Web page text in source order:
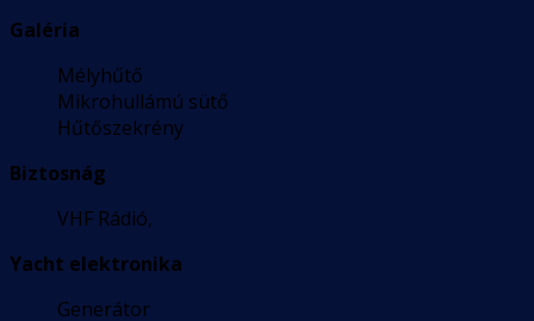
Galéria
Mélyhűtő
Mikrohullámú sütő
Hűtőszekrény
Biztosnág
VHF Rádió,
Yacht elektronika
Generátor